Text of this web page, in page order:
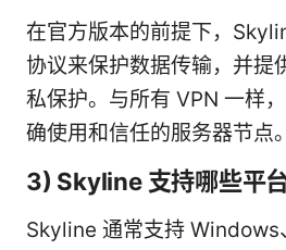
在官方版本的前提下，
协议来保护数据传输，并提
私保护。与所有 VPN 一样
确使用和信任的服务器节点。
3) Skyline 支持哪些平台
Skyline 通常支持 Windows